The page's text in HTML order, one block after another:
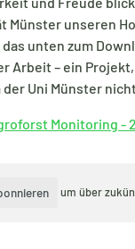
Münster unseren
das unten zum
Arbeit – ein
der Uni Münster
Monitoring -
um über